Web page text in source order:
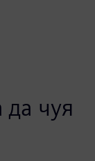
дигитални
умения